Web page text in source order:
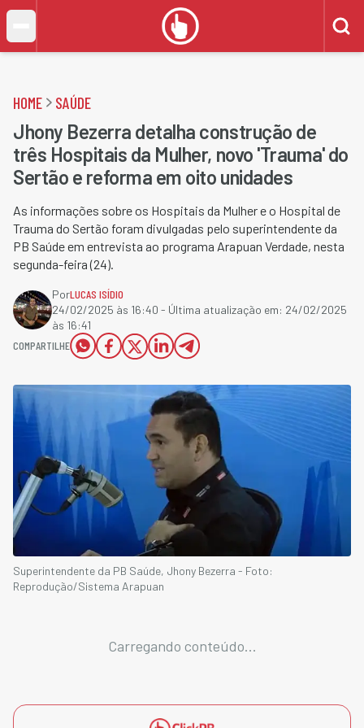
HOME SAÚDE
Jhony Bezerra detalha construção de
três Hospitais da Mulher, novo 'Trauma' do
Sertão e reforma em oito unidades
As informações sobre os Hospitais da Mulher e o Hospital de
Trauma do Sertão foram divulgadas pelo superintendente da
PB Saúde em entrevista ao programa Arapuan Verdade, nesta
segunda-feira (24).
PorLUCAS ISÍDIO
24/02/2025 às 16:40 - Última atualização em: 24/02/2025
às 16:41
COMPARTILHE
Superintendente da PB Saúde, Jhony Bezerra - Foto:
Reprodução/Sistema Arapuan
Carregando conteúdo...